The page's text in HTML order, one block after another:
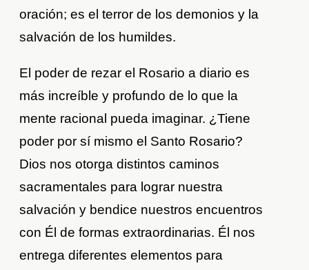
oración; es el terror de los demonios y la
salvación de los humildes.
El poder de rezar el Rosario a diario es
más increíble y profundo de lo que la
mente racional pueda imaginar. ¿Tiene
poder por sí mismo el Santo Rosario?
Dios nos otorga distintos caminos
sacramentales para lograr nuestra
salvación y bendice nuestros encuentros
con Él de formas extraordinarias. Él nos
entrega diferentes elementos para